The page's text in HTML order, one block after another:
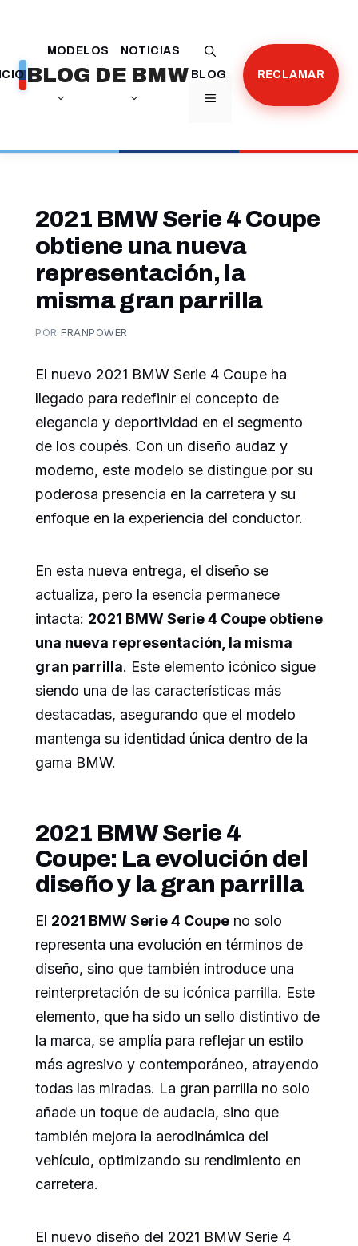
contenido
BLOG DE BMW
MENÚ
MODELOS
NOTICIAS
BLOG
RECLAMAR
2021 BMW Serie 4 Coupe
obtiene una nueva
representación, la
misma gran parrilla
PORFRANPOWER
El nuevo 2021 BMW Serie 4 Coupe ha
llegado para redefinir el concepto de
elegancia y deportividad en el segmento
de los coupés. Con un diseño audaz y
moderno, este modelo se distingue por su
poderosa presencia en la carretera y su
enfoque en la experiencia del conductor.
En esta nueva entrega, el diseño se
actualiza, pero la esencia permanece
intacta: 2021 BMW Serie 4 Coupe obtiene
una nueva representación, la misma
gran parrilla. Este elemento icónico sigue
siendo una de las características más
destacadas, asegurando que el modelo
mantenga su identidad única dentro de la
gama BMW.
2021 BMW Serie 4
Coupe: La evolución del
diseño y la gran parrilla
El 2021 BMW Serie 4 Coupe no solo
representa una evolución en términos de
diseño, sino que también introduce una
reinterpretación de su icónica parrilla. Este
elemento, que ha sido un sello distintivo de
la marca, se amplía para reflejar un estilo
más agresivo y contemporáneo, atrayendo
todas las miradas. La gran parrilla no solo
añade un toque de audacia, sino que
también mejora la aerodinámica del
vehículo, optimizando su rendimiento en
carretera.
El nuevo diseño del 2021 BMW Serie 4